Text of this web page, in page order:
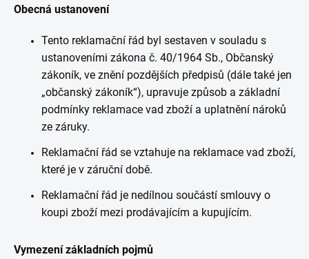
Obecná ustanovení
Tento reklamační řád byl sestaven v souladu s
ustanoveními zákona č. 40/1964 Sb., Občanský
zákoník, ve znění pozdějších předpisů (dále také jen
„občanský zákoník“), upravuje způsob a základní
podmínky reklamace vad zboží a uplatnění nároků
ze záruky.
Reklamační řád se vztahuje na reklamace vad zboží,
které je v záruční době.
Reklamační řád je nedílnou součástí smlouvy o
koupi zboží mezi prodávajícím a kupujícím.
Vymezení základních pojmů